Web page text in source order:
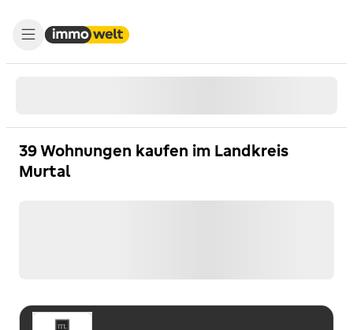
39 Wohnungen kaufen im Landkreis
Murtal